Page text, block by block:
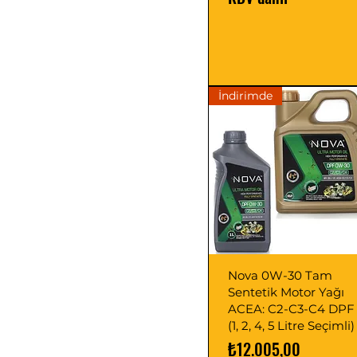
İndirimde
Nova 0W-30 Tam
Sentetik Motor Yağı
ACEA: C2-C3-C4 DPF
(1, 2, 4, 5 Litre Seçimli)
Fiyat
₺12.005,00